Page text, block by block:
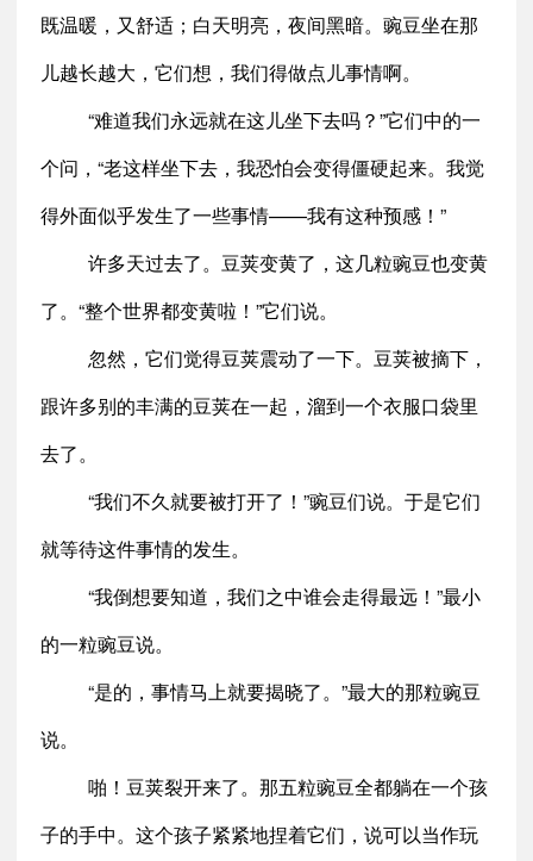
既温暖，又舒适；白天明亮，夜间黑暗。豌豆坐在那
儿越长越大，它们想，我们得做点儿事情啊。
“难道我们永远就在这儿坐下去吗？”它们中的一
个问，“老这样坐下去，我恐怕会变得僵硬起来。我觉
得外面似乎发生了一些事情——我有这种预感！”
许多天过去了。豆荚变黄了，这几粒豌豆也变黄
了。“整个世界都变黄啦！”它们说。
忽然，它们觉得豆荚震动了一下。豆荚被摘下，
跟许多别的丰满的豆荚在一起，溜到一个衣服口袋里
去了。
“我们不久就要被打开了！”豌豆们说。于是它们
就等待这件事情的发生。
“我倒想要知道，我们之中谁会走得最远！”最小
的一粒豌豆说。
“是的，事情马上就要揭晓了。”最大的那粒豌豆
说。
啪！豆荚裂开来了。那五粒豌豆全都躺在一个孩
子的手中。这个孩子紧紧地捏着它们，说可以当作玩